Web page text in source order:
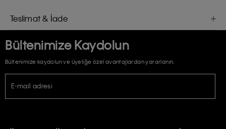
Teslimat & İade
Bültenimize Kaydolun
Bültenimize kaydolun ve üyeliğe özel avantajlardan yararlanın.
E-mail adresi